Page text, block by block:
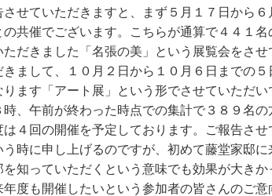
せていただきますと、まず５月１７日から
共催でございます。こちらが通算で４４１
だきました「名張の美」という展覧会をさ
まして、１０月２日から１０月６日までの
ます「アート展」という形でさせていただい
、午前が終わった時点での集計で３８９名
４回の開催を予定しております。ご報告さ
時に申し上げるのですが、初めて藤堂家邸
知っていただくという意味でも効果が大き
度も開催したいという参加者の皆さんのご意